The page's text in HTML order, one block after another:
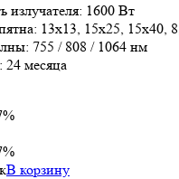
излучателя: 1600 Вт
13х13, 15х25, 15х40,
755 / 808 / 1064 нм
24 месяца
В корзину